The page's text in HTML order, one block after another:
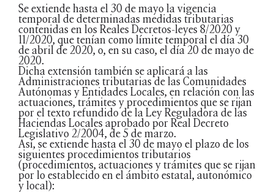
Se extiende hasta el 30 de mayo la vigencia
temporal de determinadas medidas tributarias
contenidas en los Reales Decretos-leyes 8/2020 y
11/2020, que tenían como límite temporal el día 30
de abril de 2020, o, en su caso, el día 20 de mayo de
2020.
Dicha extensión también se aplicará a las
Administraciones tributarias de las Comunidades
Autónomas y Entidades Locales, en relación con las
actuaciones, trámites y procedimientos que se rijan
por el texto refundido de la Ley Reguladora de las
Haciendas Locales aprobado por Real Decreto
Legislativo 2/2004, de 5 de marzo.
Así, se extiende hasta el 30 de mayo el plazo de los
siguientes procedimientos tributarios
(procedimientos, actuaciones y trámites que se rijan
por lo establecido en el ámbito estatal, autonómico
y local):